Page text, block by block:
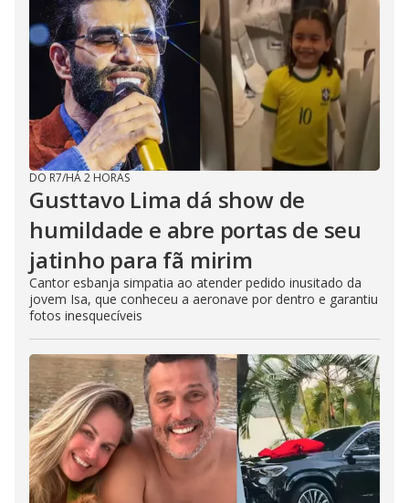
DO R7/HÁ 2 HORAS
Gusttavo Lima dá show de
humildade e abre portas de seu
jatinho para fã mirim
Cantor esbanja simpatia ao atender pedido inusitado da
jovem Isa, que conheceu a aeronave por dentro e garantiu
fotos inesquecíveis